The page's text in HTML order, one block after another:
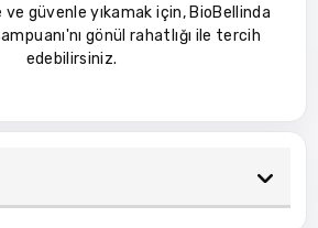
güvenle yıkamak için, BioBellinda
gönül rahatlığı ile tercih
edebilirsiniz.